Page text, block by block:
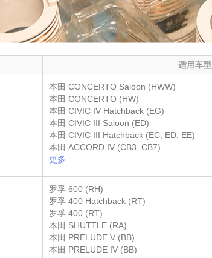
适用车型
本田 CONCERTO Saloon (HWW)
本田 CONCERTO (HW)
本田 CIVIC IV Hatchback (EG)
本田 CIVIC III Saloon (ED)
本田 CIVIC III Hatchback (EC, ED, EE)
本田 ACCORD IV (CB3, CB7)
更多...
罗孚 600 (RH)
罗孚 400 Hatchback (RT)
罗孚 400 (RT)
本田 SHUTTLE (RA)
本田 PRELUDE V (BB)
本田 PRELUDE IV (BB)